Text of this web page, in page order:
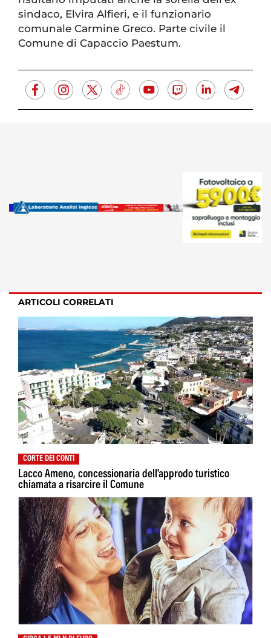
sindaco, Elvira Alfieri, e il funzionario
comunale Carmine Greco. Parte civile il
Comune di Capaccio Paestum.
ARTICOLI CORRELATI
CORTE DEI CONTI
Lacco Ameno, concessionaria dell'approdo turistico
chiamata a risarcire il Comune